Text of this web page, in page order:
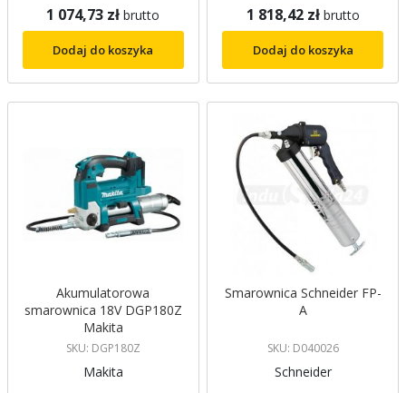
1 074,73 zł brutto
Dodaj do koszyka
1 818,42 zł brutto
Dodaj do koszyka
Akumulatorowa
smarownica 18V DGP180Z
Makita
SKU: DGP180Z
Makita
Smarownica Schneider FP-
A
SKU: D040026
Schneider